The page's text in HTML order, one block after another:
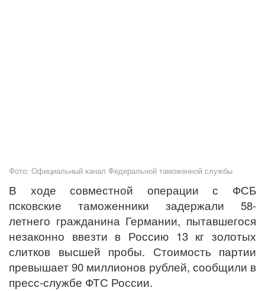
Фото: Официальный канал Федеральной таможенной службы
В ходе совместной операции с ФСБ
псковские таможенники задержали 58-
летнего гражданина Германии, пытавшегося
незаконно ввезти в Россию 13 кг золотых
слитков высшей пробы. Стоимость партии
превышает 90 миллионов рублей, сообщили в
пресс-службе ФТС России.